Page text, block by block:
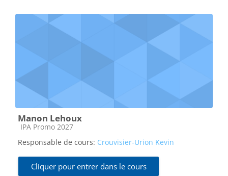
Manon Lehoux
Catégorie de cours
IPA Promo 2027
Responsable de cours: Crouvisier-Urion Kevin
Cliquer pour entrer dans le cours